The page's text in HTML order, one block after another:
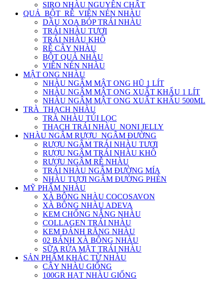
SIRO NHÀU NGUYÊN CHẤT
QUẢ_BỘT_RỄ_VIÊN NÉN NHÀU
DẦU XOA BÓP TRÁI NHÀU
TRÁI NHÀU TƯƠI
TRÁI NHÀU KHÔ
RỄ CÂY NHÀU
BỘT QUẢ NHÀU
VIÊN NÉN NHÀU
MẬT ONG NHÀU
NHÀU NGÂM MẬT ONG HŨ 1 LÍT
NHÀU NGÂM MẬT ONG XUẤT KHẨU 1 LÍT
NHÀU NGÂM MẬT ONG XUẤT KHẨU 500ML
TRÀ_THẠCH NHÀU
TRÀ NHÀU TÚI LỌC
THẠCH TRÁI NHÀU_NONI JELLY
NHÀU NGÂM RƯỢU_NGÂM ĐƯỜNG
RƯỢU NGÂM TRÁI NHÀU TƯƠI
RƯỢU NGÂM TRÁI NHÀU KHÔ
RƯỢU NGÂM RỄ NHÀU
TRÁI NHÀU NGÂM ĐƯỜNG MÍA
NHÀU TƯƠI NGÂM ĐƯỜNG PHÈN
MỸ PHẨM NHÀU
XÀ BÔNG NHÀU COCOSAVON
XÀ BÔNG NHÀU ADEVA
KEM CHỐNG NẮNG NHÀU
COLLAGEN TRÁI NHÀU
KEM ĐÁNH RĂNG NHÀU
02 BÁNH XÀ BÔNG NHÀU
SỮA RỬA MẶT TRÁI NHÀU
SẢN PHẨM KHÁC TỪ NHÀU
CÂY NHÀU GIỐNG
100GR HẠT NHÀU GIỐNG